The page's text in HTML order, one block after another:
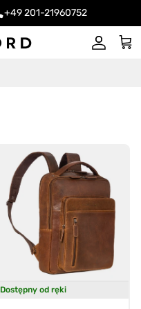
+49 201-21960752
Konto
Dostępny od ręki